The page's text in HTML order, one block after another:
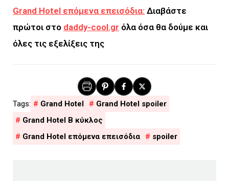
Grand Hotel επόμενα επεισόδια: Διαβάστε
πρώτοι στο daddy-cool.gr όλα όσα θα δούμε και
όλες τις εξελίξεις της
Grand Hotel
Grand Hotel spoiler
Grand Hotel Β κύκλος
Grand Hotel επόμενα επεισόδια
spoiler